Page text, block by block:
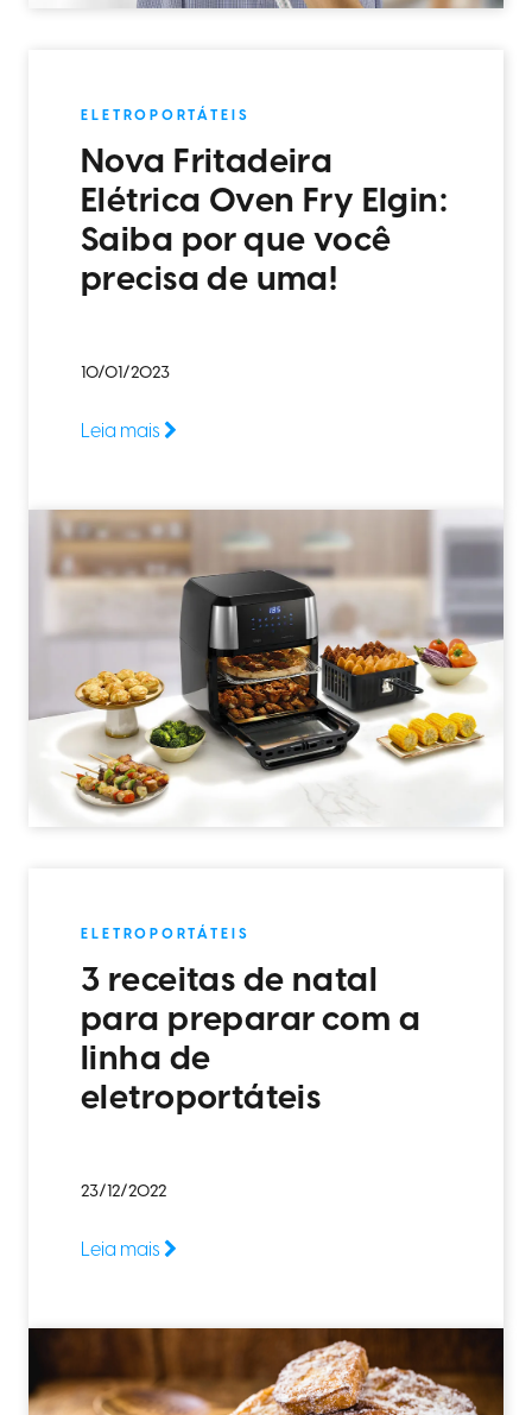
ELETROPORTÁTEIS
Nova Fritadeira
Elétrica Oven Fry Elgin:
Saiba por que você
precisa de uma!
10/01/2023
Leia mais
ELETROPORTÁTEIS
3 receitas de natal
para preparar com a
linha de
eletroportáteis
23/12/2022
Leia mais